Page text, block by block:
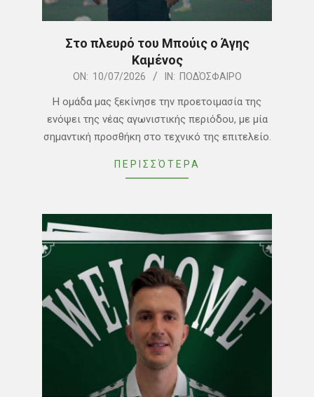
Στο πλευρό του Μπούις ο Άγης
Καμένος
ON: 10/07/2026 IN: ΠΟΔΌΣΦΑΙΡΟ
Η ομάδα μας ξεκίνησε την προετοιμασία της
ενόψει της νέας αγωνιστικής περιόδου, με μία
σημαντική προσθήκη στο τεχνικό της επιτελείο.
ΠΕΡΙΣΣΌΤΕΡΑ